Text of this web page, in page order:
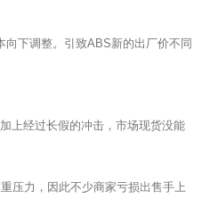
下调整。引致ABS新的出厂价不同
上经过长假的冲击，市场现货没能
压力，因此不少商家亏损出售手上